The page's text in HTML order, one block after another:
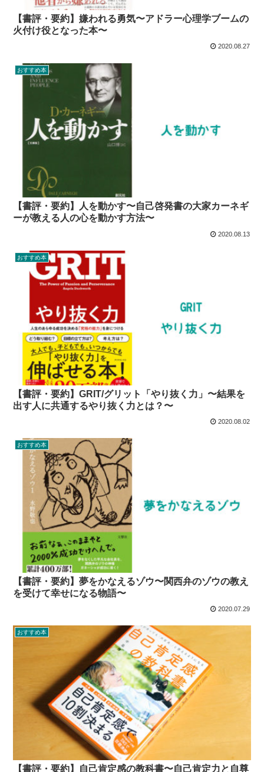
【書評・要約】嫌われる勇気〜アドラー心理学ブームの
火付け役となった本〜
2020.08.27
おすすめ本
【書評・要約】人を動かす〜自己啓発書の大家カーネギ
ーが教える人の心を動かす方法〜
2020.08.13
おすすめ本
【書評・要約】GRIT/グリット「やり抜く力」〜結果を
出す人に共通するやり抜く力とは？〜
2020.08.02
おすすめ本
【書評・要約】夢をかなえるゾウ〜関西弁のゾウの教え
を受けて幸せになる物語〜
2020.07.29
おすすめ本
【書評・要約】自己肯定感の教科書〜自己肯定力と自尊